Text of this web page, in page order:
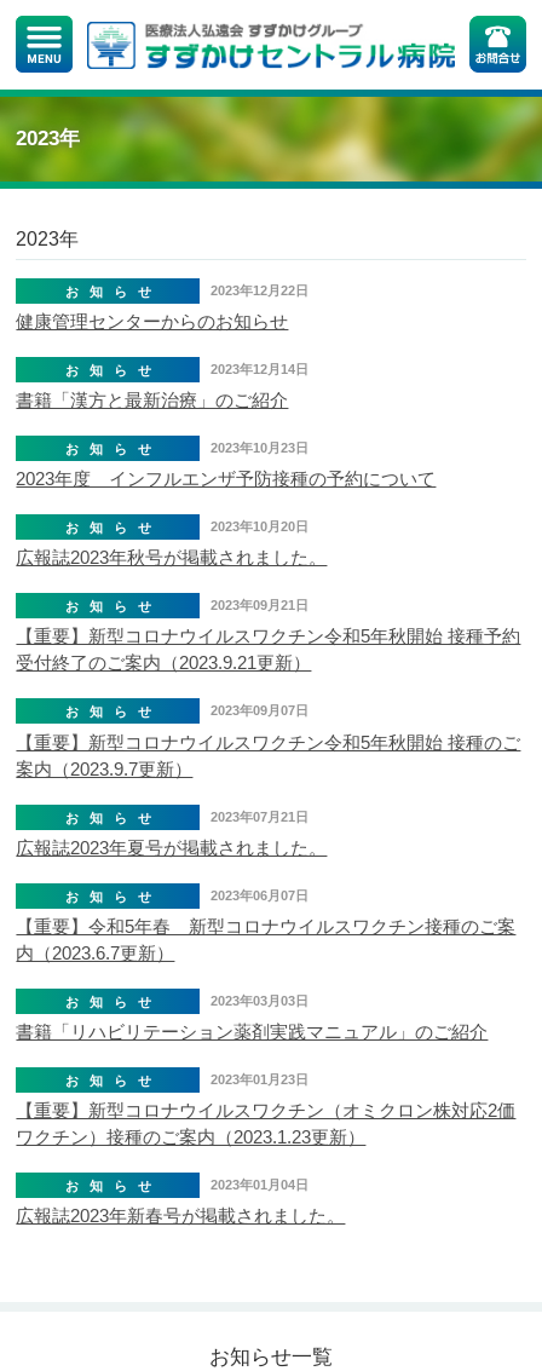
2023年
2023年
お知らせ 2023年12月22日
健康管理センターからのお知らせ
お知らせ 2023年12月14日
書籍「漢方と最新治療」のご紹介
お知らせ 2023年10月23日
2023年度 インフルエンザ予防接種の予約について
お知らせ 2023年10月20日
広報誌2023年秋号が掲載されました。
お知らせ 2023年09月21日
【重要】新型コロナウイルスワクチン令和5年秋開始 接種予約
受付終了のご案内（2023.9.21更新）
お知らせ 2023年09月07日
【重要】新型コロナウイルスワクチン令和5年秋開始 接種のご
案内（2023.9.7更新）
お知らせ 2023年07月21日
広報誌2023年夏号が掲載されました。
お知らせ 2023年06月07日
【重要】令和5年春 新型コロナウイルスワクチン接種のご案
内（2023.6.7更新）
お知らせ 2023年03月03日
書籍「リハビリテーション薬剤実践マニュアル」のご紹介
お知らせ 2023年01月23日
【重要】新型コロナウイルスワクチン（オミクロン株対応2価
ワクチン）接種のご案内（2023.1.23更新）
お知らせ 2023年01月04日
広報誌2023年新春号が掲載されました。
お知らせ一覧